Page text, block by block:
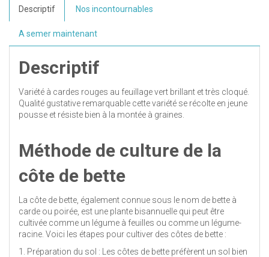
Descriptif Nos incontournables
A semer maintenant
Descriptif
Variété à cardes rouges au feuillage vert brillant et très cloqué.
Qualité gustative remarquable cette variété se récolte en jeune
pousse et résiste bien à la montée à graines.
Méthode de culture de la
côte de bette
La côte de bette, également connue sous le nom de bette à
carde ou poirée, est une plante bisannuelle qui peut être
cultivée comme un légume à feuilles ou comme un légume-
racine. Voici les étapes pour cultiver des côtes de bette :
1. Préparation du sol : Les côtes de bette préfèrent un sol bien